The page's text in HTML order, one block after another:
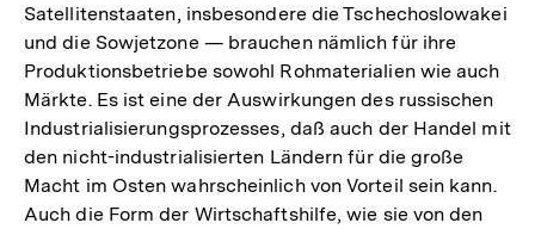
Satellitenstaaten, insbesondere die Tschechoslowakei
und die Sowjetzone — brauchen nämlich für ihre
Produktionsbetriebe sowohl Rohmaterialien wie auch
Märkte. Es ist eine der Auswirkungen des russischen
Industrialisierungsprozesses, daß auch der Handel mit
den nicht-industrialisierten Ländern für die große
Macht im Osten wahrscheinlich von Vorteil sein kann.
Auch die Form der Wirtschaftshilfe, wie sie von den